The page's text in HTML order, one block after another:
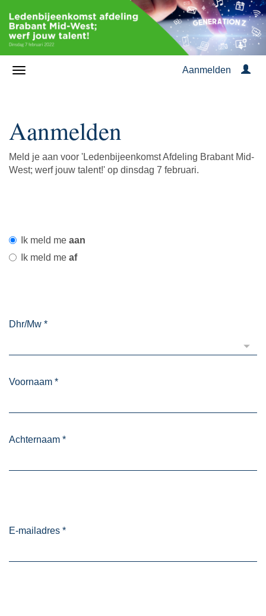
Aanmelden
Aanmelden
Meld je aan voor 'Ledenbijeenkomst Afdeling Brabant Mid-
West; werf jouw talent!' op dinsdag 7 februari.
Ik meld me aan
Ik meld me af
Dhr/Mw *
Voornaam *
Achternaam *
E-mailadres *